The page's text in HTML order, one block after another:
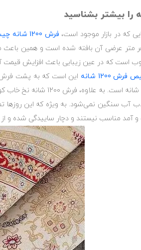
که در بازار موجود است، فرش 1200 شانه چیست
است که در عین زیبایی باعث افزایش قیمت
1200 شانه
آب سنگین نمی‌شود. به ویژه که این روزها
آمد مناسب نیستند و دچار ساییدگی شده و